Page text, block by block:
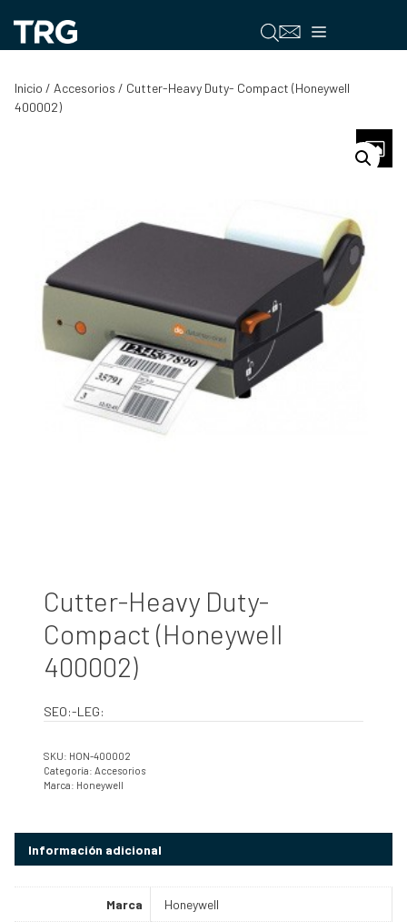
contenido
Menú
Inicio / Accesorios / Cutter-Heavy Duty- Compact (Honeywell
400002)
Cutter-Heavy Duty-
Compact (Honeywell
400002)
SEO:-LEG:
SKU: HON-400002
Categoría: Accesorios
Marca: Honeywell
Información adicional
Marca Honeywell